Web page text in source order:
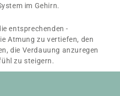
im Gehirn.
entsprechenden
Atmung zu vertiefen, den
die ­Verdauung ­anzuregen
zu steigern.